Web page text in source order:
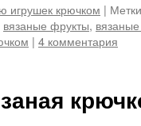
игрушек крючком |
вязаные фрукты,
| 4 комментария